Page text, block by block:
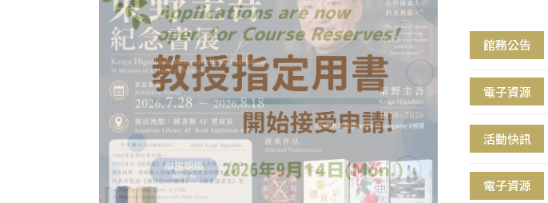
館務公告
電子資源
活動快訊
電子資源